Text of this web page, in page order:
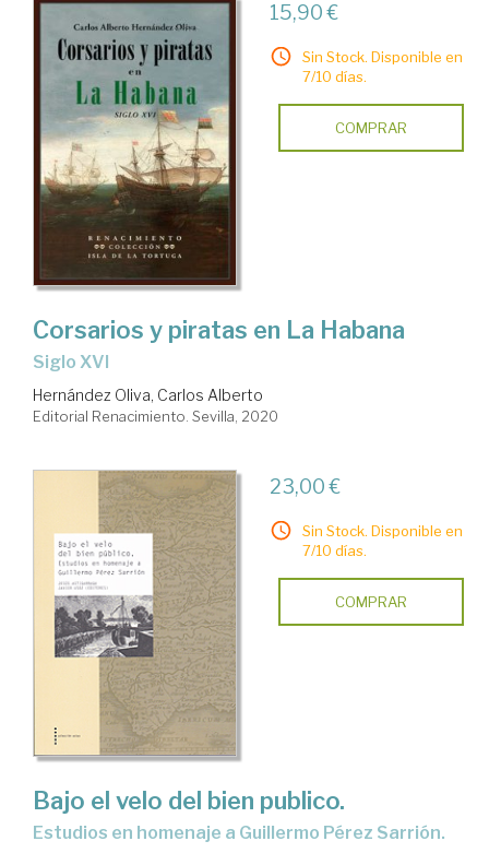
15,90 €
Sin Stock. Disponible en
7/10 días.
COMPRAR
Corsarios y piratas en La Habana
Siglo XVI
Hernández Oliva, Carlos Alberto
Editorial Renacimiento. Sevilla, 2020
23,00 €
Sin Stock. Disponible en
7/10 días.
COMPRAR
Bajo el velo del bien publico.
Estudios en homenaje a Guillermo Pérez Sarrión.